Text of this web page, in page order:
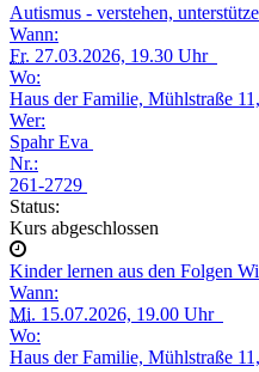
Autismus - verstehen,
Wann:
Fr. 27.03.2026, 19.30 Uhr
Wo:
Haus der Familie, Mühlstraße
Wer:
Spahr Eva
Nr.:
261-2729
Status:
Kurs abgeschlossen
Kinder lernen aus den Folgen
Wann:
Mi. 15.07.2026, 19.00 Uhr
Wo:
Haus der Familie, Mühlstraße